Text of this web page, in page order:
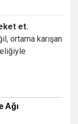
et.
ortama karışan
Ağı